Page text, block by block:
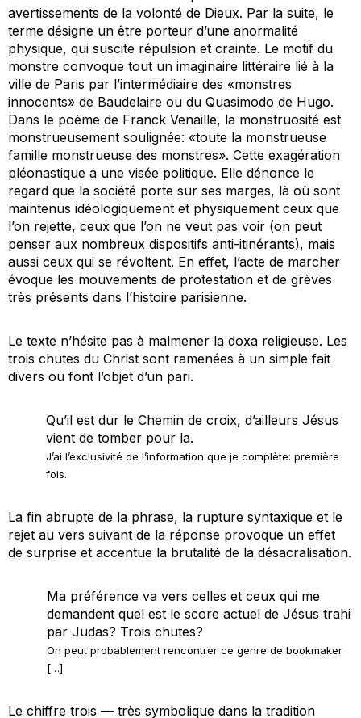
avertissements de la volonté de Dieux. Par la suite, le
terme désigne un être porteur d’une anormalité
physique, qui suscite répulsion et crainte. Le motif du
monstre convoque tout un imaginaire littéraire lié à la
ville de Paris par l’intermédiaire des «monstres
innocents» de Baudelaire ou du Quasimodo de Hugo.
Dans le poème de Franck Venaille, la monstruosité est
monstrueusement soulignée: «toute la monstrueuse
famille monstrueuse des monstres». Cette exagération
pléonastique a une visée politique. Elle dénonce le
regard que la société porte sur ses marges, là où sont
maintenus idéologiquement et physiquement ceux que
l’on rejette, ceux que l’on ne veut pas voir (on peut
penser aux nombreux dispositifs anti-itinérants), mais
aussi ceux qui se révoltent. En effet, l’acte de marcher
évoque les mouvements de protestation et de grèves
très présents dans l’histoire parisienne.
Le texte n’hésite pas à malmener la doxa religieuse. Les
trois chutes du Christ sont ramenées à un simple fait
divers ou font l’objet d’un pari.
Qu’il est dur le Chemin de croix, d’ailleurs Jésus
vient de tomber pour la.
J’ai l’exclusivité de l’information que je complète: première
fois.
La fin abrupte de la phrase, la rupture syntaxique et le
rejet au vers suivant de la réponse provoque un effet
de surprise et accentue la brutalité de la désacralisation.
Ma préférence va vers celles et ceux qui me
demandent quel est le score actuel de Jésus trahi
par Judas? Trois chutes?
On peut probablement rencontrer ce genre de bookmaker
[…]
Le chiffre trois — très symbolique dans la tradition